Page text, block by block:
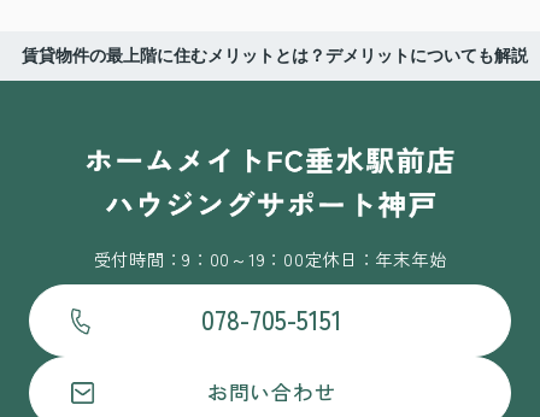
賃貸物件の最上階に住むメリットとは？デメリットについても解説
受付時間：9：00～19：00定休日：年末年始
078-705-5151
お問い合わせ